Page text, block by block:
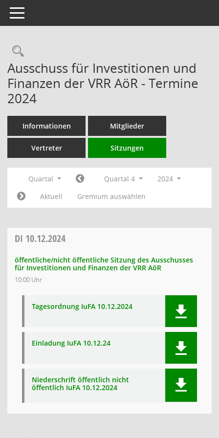
Toggle navigation
Rechercheauswahl
Ausschuss für Investitionen und
Finanzen der VRR AöR - Termine
2024
Informationen Mitglieder
Vertreter Sitzungen
Quartal Quartal 4
2024
Aktuell
Gremium auswählen
DI 10.12.2024
öffentliche/nicht öffentliche Sitzung des Ausschusses
für Investitionen und Finanzen der VRR AöR
10:00 Uhr
Tagesordnung IuFA 10.12.2024
Einladung IuFA 10.12.24
Niederschrift öffentlich nicht
öffentlich IuFA 10.12.2024